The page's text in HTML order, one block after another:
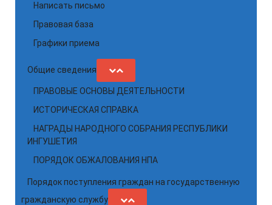
Написать письмо
Правовая база
Графики приема
Общие сведения
ПРАВОВЫЕ ОСНОВЫ ДЕЯТЕЛЬНОСТИ
ИСТОРИЧЕСКАЯ СПРАВКА
НАГРАДЫ НАРОДНОГО СОБРАНИЯ РЕСПУБЛИКИ
ИНГУШЕТИЯ
ПОРЯДОК ОБЖАЛОВАНИЯ НПА
Порядок поступления граждан на государственную
гражданскую службу